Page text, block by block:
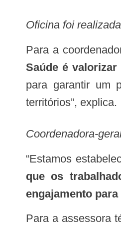
Oficina foi
Para a
Saúde é
para garantir um
territórios”, explica.
Coordenadora-
“Estamos
que os
engajamento
Para a assessora técnica da Coordenadoria de Políticas de Educação, Trabalho e Pesquisa em Saúde (Coeps) da Sesa, Kilvia